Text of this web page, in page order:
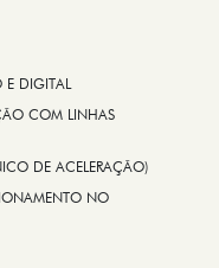
DIGITAL
COM LINHAS
DE ACELERAÇÃO)
NO